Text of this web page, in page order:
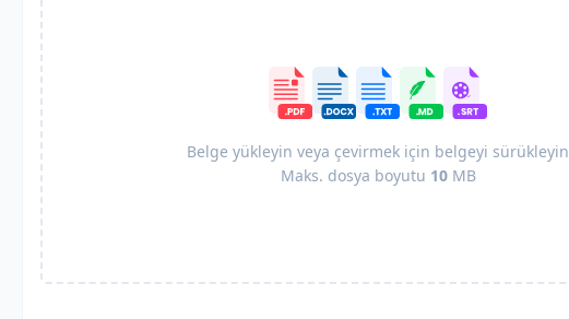
Belge yükleyin veya çevirmek için belgeyi sürükleyin
Maks. dosya boyutu 10MB